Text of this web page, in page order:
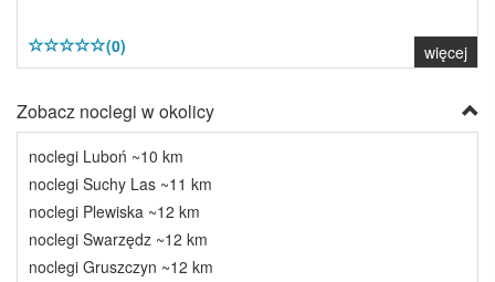
(0) więcej
Zobacz noclegi w okolicy
noclegi Luboń ~10 km
noclegi Suchy Las ~11 km
noclegi Plewiska ~12 km
noclegi Swarzędz ~12 km
noclegi Gruszczyn ~12 km